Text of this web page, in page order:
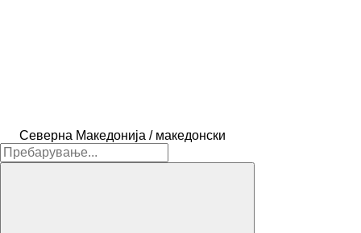
Северна Македонија / македонски